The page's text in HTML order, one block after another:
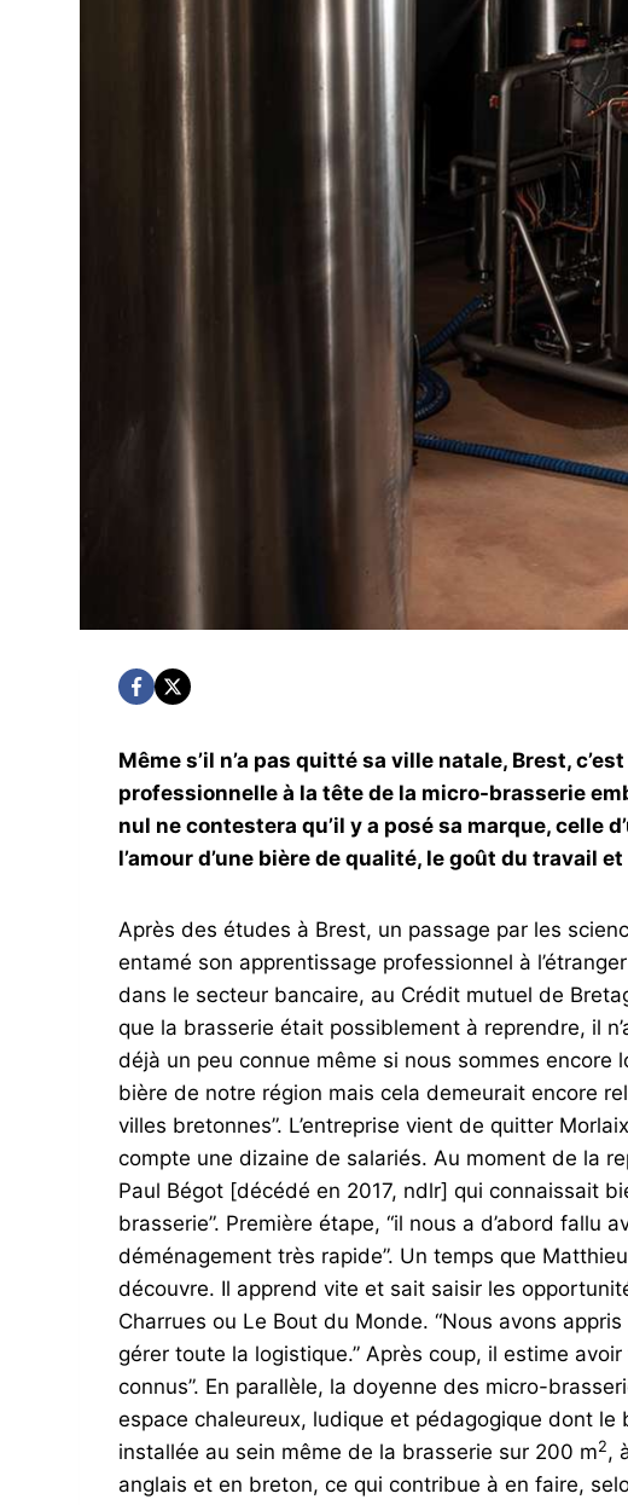
Même s’il n’a pas quitté sa ville natale, Brest,
professionnelle à la tête de la micro-brasserie
nul ne contestera qu’il y a posé sa marque, celle
l’amour d’une bière de qualité, le goût du travail
Après des études à Brest, un passage par les
entamé son apprentissage professionnel à
dans le secteur bancaire, au Crédit mutuel de
que la brasserie était possiblement à reprendre, il
déjà un peu connue même si nous sommes encore
bière de notre région mais cela demeurait encore
villes bretonnes”. L’entreprise vient de quitter
compte une dizaine de salariés. Au moment de la
Paul Bégot [décédé en 2017, ndlr] qui connaissait
brasserie”. Première étape, “il nous a d’abord
déménagement très rapide”. Un temps que
découvre. Il apprend vite et sait saisir les
Charrues ou Le Bout du Monde. “Nous avons
gérer toute la logistique.” Après coup, il estime
connus”. En parallèle, la doyenne des micro-
espace chaleureux, ludique et pédagogique dont le
installée au sein même de la brasserie sur 200 m2,
anglais et en breton, ce qui contribue à en faire,